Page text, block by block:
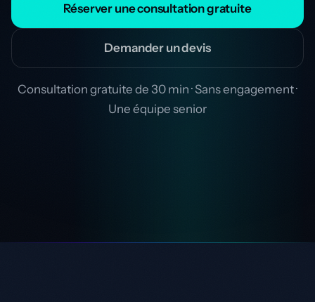
Réserver une consultation gratuite
Demander un devis
Consultation gratuite de 30 min · Sans engagement ·
Une équipe senior